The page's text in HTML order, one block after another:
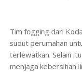
Tim fogging dari
sudut perumahan
terlewatkan. Selain
menjaga kebersihan